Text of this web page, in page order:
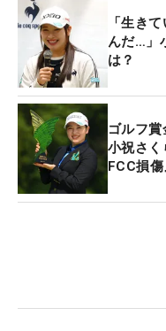
「生き
んだ…」
は？
ゴルフ
小祝さく
FCC損